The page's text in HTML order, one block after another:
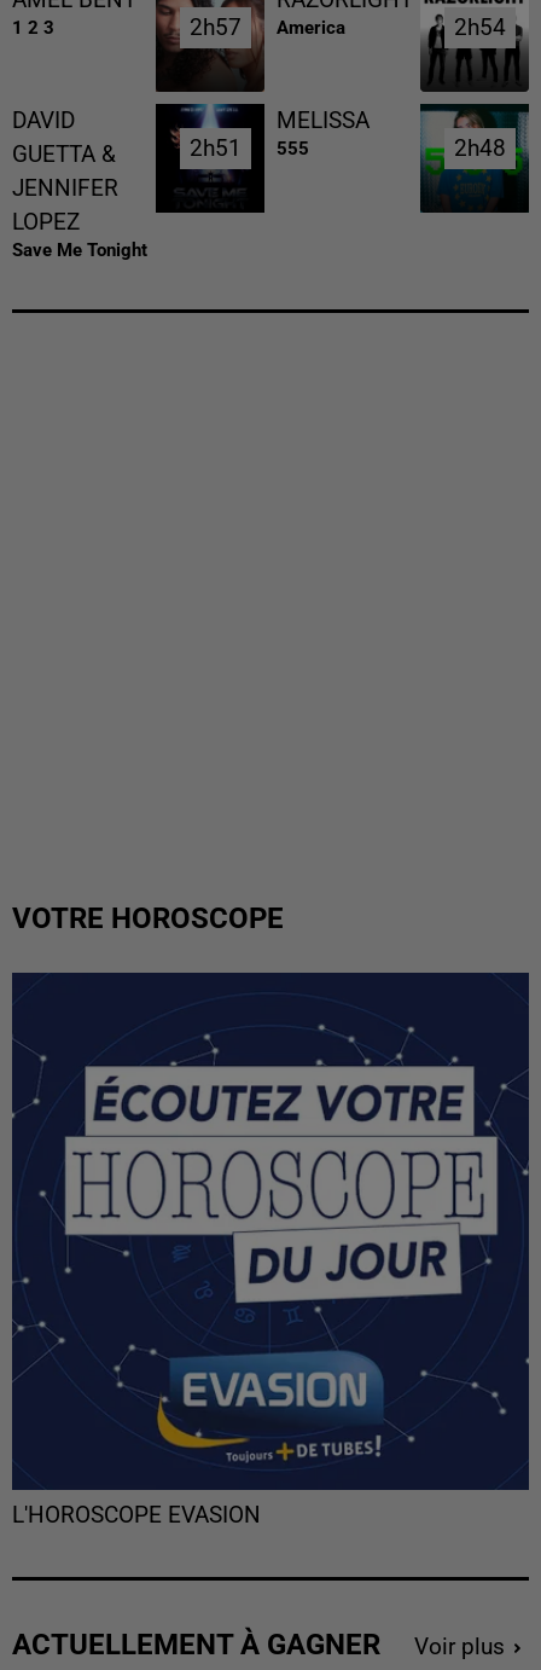
1 2 3 2h57
2h57 America 2h54
2h54
DAVID
GUETTA &
JENNIFER
LOPEZ
Save Me Tonight
2h51
2h51
MELISSA
555 2h48
2h48
VOTRE HOROSCOPE
L'HOROSCOPE EVASION
ACTUELLEMENT À GAGNER Voir plus